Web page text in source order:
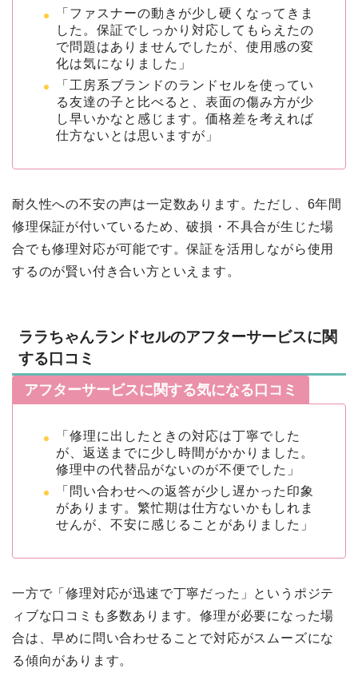
「ファスナーの動きが少し硬くなってきま
した。保証でしっかり対応してもらえたの
で問題はありませんでしたが、使用感の変
化は気になりました」
「工房系ブランドのランドセルを使ってい
る友達の子と比べると、表面の傷み方が少
し早いかなと感じます。価格差を考えれば
仕方ないとは思いますが」
耐久性への不安の声は一定数あります。ただし、6年間
修理保証が付いているため、破損・不具合が生じた場
合でも修理対応が可能です。保証を活用しながら使用
するのが賢い付き合い方といえます。
ララちゃんランドセルのアフターサービスに関
する口コミ
アフターサービスに関する気になる口コミ
「修理に出したときの対応は丁寧でした
が、返送までに少し時間がかかりました。
修理中の代替品がないのが不便でした」
「問い合わせへの返答が少し遅かった印象
があります。繁忙期は仕方ないかもしれま
せんが、不安に感じることがありました」
一方で「修理対応が迅速で丁寧だった」というポジテ
ィブな口コミも多数あります。修理が必要になった場
合は、早めに問い合わせることで対応がスムーズにな
る傾向があります。